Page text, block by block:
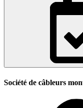
Société de câbleurs